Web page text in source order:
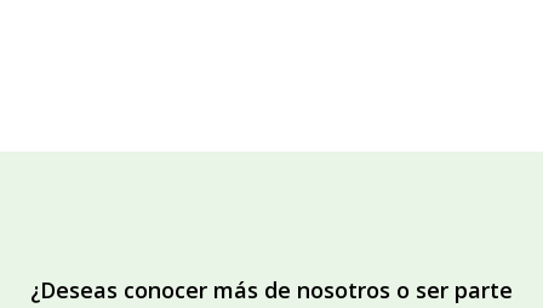
¿Deseas conocer más de nosotros o ser parte